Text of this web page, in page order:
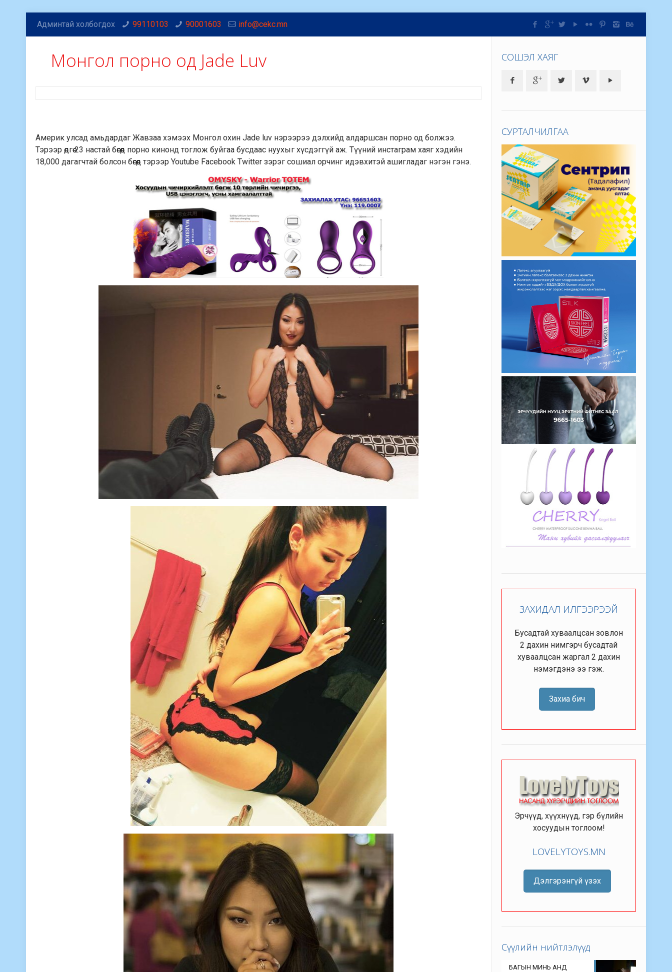
Админтай холбогдох 99110103 90001603 info@cekc.mn
Монгол порно од Jade Luv
Америк улсад амьдардаг Жавзаа хэмээх Монгол охин Jade luv нэрээрээ дэлхийд алдаршсан порно од болжээ.
Тэрээр өдгөө 23 настай бөгөөд порно кинонд тоглож буйгаа бусдаас нуухыг хүсдэггүй аж. Түүний инстаграм хаяг хэдийн
18,000 дагагчтай болсон бөгөөд тэрээр Youtube Facebook Twitter зэрэг сошиал орчинг идэвхитэй ашигладаг нэгэн гэнэ.
СОШЭЛ ХАЯГ
СУРТАЛЧИЛГАА
ЗАХИДАЛ ИЛГЭЭРЭЭЙ
Бусадтай хуваалцсан зовлон
2 дахин нимгэрч бусадтай
хуваалцсан жаргал 2 дахин
нэмэгдэнэ ээ гэж.
Захиа бич
Эрчүүд, хүүхнүүд, гэр бүлийн
хосуудын тоглоом!
LOVELYTOYS.MN
Дэлгэрэнгүй үзэх
Сүүлийн нийтлэлүүд
БАГЫН МИНЬ АНД